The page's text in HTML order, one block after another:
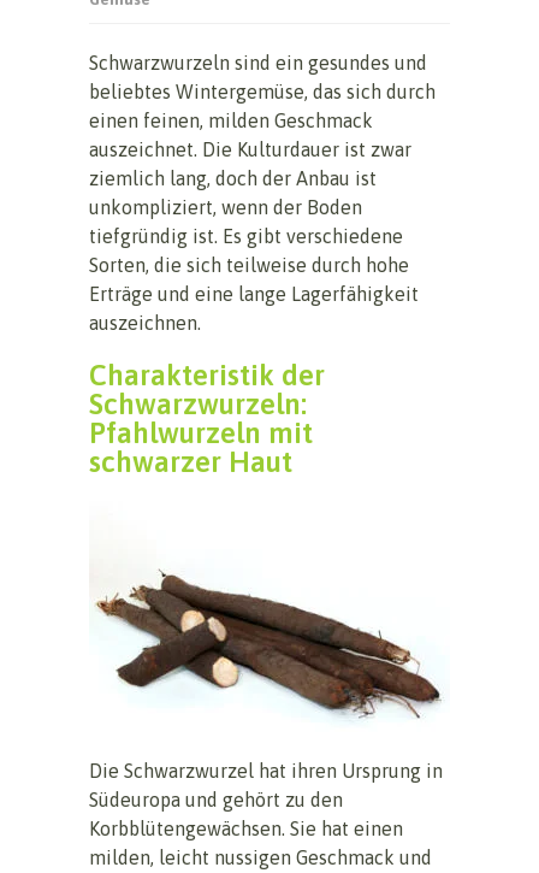
Schwarzwurzeln sind ein gesundes und
beliebtes Wintergemüse, das sich durch
einen feinen, milden Geschmack
auszeichnet. Die Kulturdauer ist zwar
ziemlich lang, doch der Anbau ist
unkompliziert, wenn der Boden
tiefgründig ist. Es gibt verschiedene
Sorten, die sich teilweise durch hohe
Erträge und eine lange Lagerfähigkeit
auszeichnen.
Charakteristik der
Schwarzwurzeln:
Pfahlwurzeln mit
schwarzer Haut
Die Schwarzwurzel hat ihren Ursprung in
Südeuropa und gehört zu den
Korbblütengewächsen. Sie hat einen
milden, leicht nussigen Geschmack und